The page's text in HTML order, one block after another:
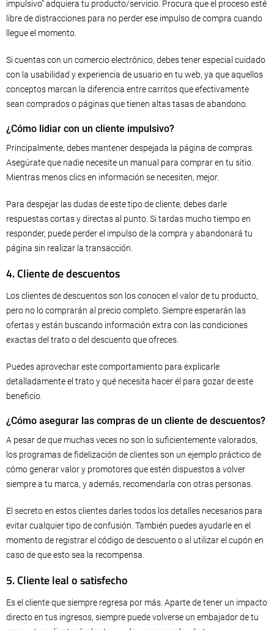
impulsivo” adquiera tu producto/servicio. Procura que el proceso esté
libre de distracciones para no perder ese impulso de compra cuando
llegue el momento.
Si cuentas con un comercio electrónico, debes tener especial cuidado
con la usabilidad y experiencia de usuario en tu web, ya que aquellos
conceptos marcan la diferencia entre carritos que efectivamente
sean comprados o páginas que tienen altas tasas de abandono.
¿Cómo lidiar con un cliente impulsivo?
Principalmente, debes mantener despejada la página de compras.
Asegúrate que nadie necesite un manual para comprar en tu sitio.
Mientras menos clics en información se necesiten, mejor.
Para despejar las dudas de este tipo de cliente, debes darle
respuestas cortas y directas al punto. Si tardas mucho tiempo en
responder, puede perder el impulso de la compra y abandonará tu
página sin realizar la transacción.
4. Cliente de descuentos
Los clientes de descuentos son los conocen el valor de tu producto,
pero no lo comprarán al precio completo. Siempre esperarán las
ofertas y están buscando información extra con las condiciones
exactas del trato o del descuento que ofreces.
Puedes aprovechar este comportamiento para explicarle
detalladamente el trato y qué necesita hacer él para gozar de este
beneficio.
¿Cómo asegurar las compras de un cliente de descuentos?
A pesar de que muchas veces no son lo suficientemente valorados,
los programas de fidelización de clientes son un ejemplo práctico de
cómo generar valor y promotores que estén dispuestos a volver
siempre a tu marca, y además, recomendarla con otras personas.
El secreto en estos clientes darles todos los detalles necesarios para
evitar cualquier tipo de confusión. También puedes ayudarle en el
momento de registrar el código de descuento o al utilizar el cupón en
caso de que esto sea la recompensa.
5. Cliente leal o satisfecho
Es el cliente que siempre regresa por más. Aparte de tener un impacto
directo en tus ingresos, siempre puede volverse un embajador de tu